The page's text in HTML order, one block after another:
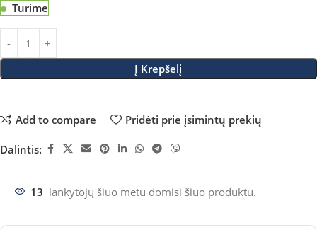
Turime
Į Krepšelį
Add to compare Pridėti prie įsimintų prekių
Dalintis:
13 lankytojų šiuo metu domisi šiuo produktu.